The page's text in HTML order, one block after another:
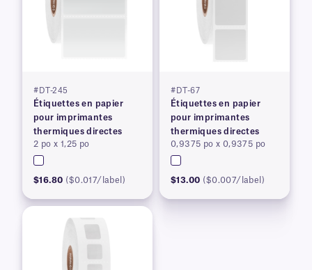
#DT-245
Étiquettes en papier
pour imprimantes
thermiques directes
2 po x 1,25 po
$16.80 ($0.017/label)
#DT-67
Étiquettes en papier
pour imprimantes
thermiques directes
0,9375 po x 0,9375 po
$13.00 ($0.007/label)